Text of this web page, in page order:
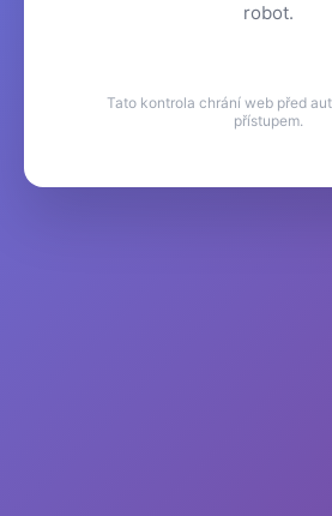
robot.
Tato kontrola chrání web před
přístupem.